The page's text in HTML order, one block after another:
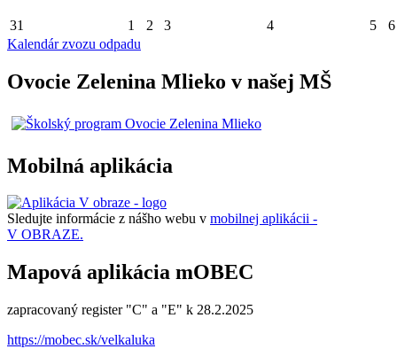
31 1 2 3 4 5
6
Kalendár zvozu odpadu
Ovocie Zelenina Mlieko v našej MŠ
Mobilná aplikácia
Sledujte informácie z nášho webu v mobilnej aplikácii -
V OBRAZE.
Mapová aplikácia mOBEC
zapracovaný register "C" a "E" k 28.2.2025
https://mobec.sk/velkaluka